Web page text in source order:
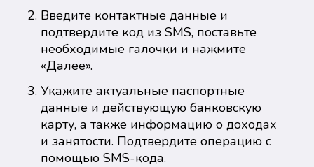
Введите контактные данные и
подтвердите код из SMS, поставьте
необходимые галочки и нажмите
«Далее».
Укажите актуальные паспортные
данные и действующую банковскую
карту, а также информацию о доходах
и занятости. Подтвердите операцию с
помощью SMS-кода.